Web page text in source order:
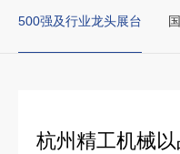
500强及行业龙头展台
杭州精工机械